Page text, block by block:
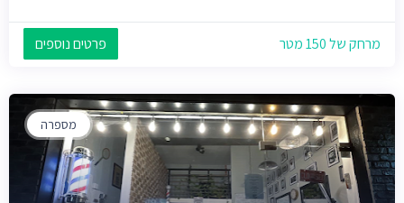
מרחק של 150 מטר פרטים נוספים
מספרה